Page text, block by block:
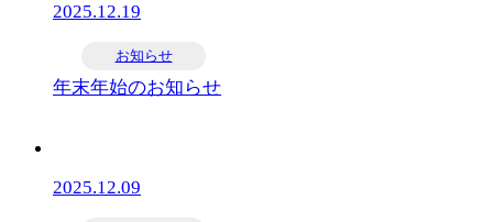
2025.12.19
お知らせ
年末年始のお知らせ
2025.12.09